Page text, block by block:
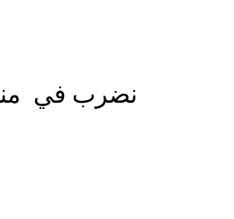
نضرب في